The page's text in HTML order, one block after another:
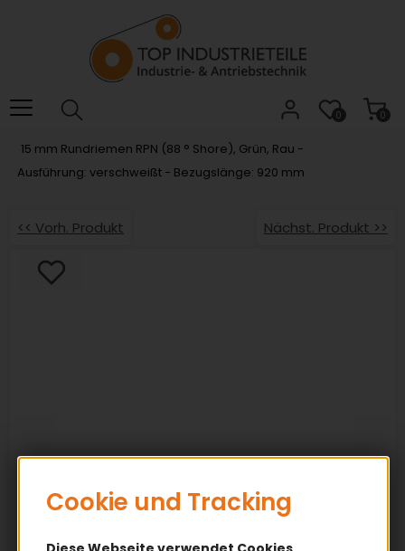
das
Barrierefreiheitsmenü
0
0
15 mm Rundriemen RPN (88 ° Shore), Grün, Rau -
Ausführung: verschweißt - Bezugslänge: 920 mm
<< Vorh. Produkt Nächst. Produkt >>
Cookie und Tracking